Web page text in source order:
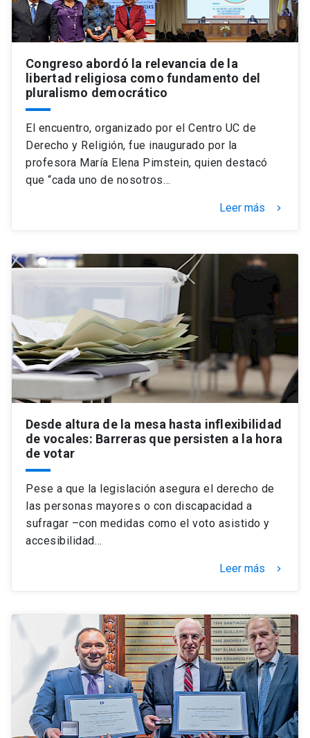
Congreso abordó la relevancia de la
libertad religiosa como fundamento del
pluralismo democrático
El encuentro, organizado por el Centro UC de
Derecho y Religión, fue inaugurado por la
profesora María Elena Pimstein, quien destacó
que “cada uno de nosotros…
Leer más keyboard_arrow_right
Desde altura de la mesa hasta inflexibilidad
de vocales: Barreras que persisten a la hora
de votar
Pese a que la legislación asegura el derecho de
las personas mayores o con discapacidad a
sufragar –con medidas como el voto asistido y
accesibilidad…
Leer más keyboard_arrow_right